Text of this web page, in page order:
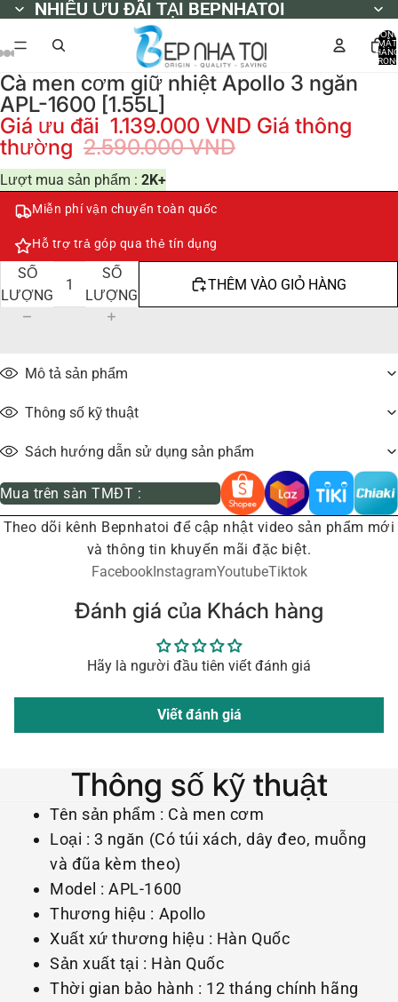
NHIỀU ƯU ĐÃI TẠI BEPNHATOI
NHIỀU ƯU ĐÃI TẠI BEPNHATOI
MẶT
Cà men cơm giữ nhiệt Apollo 3 ngăn
APL-1600 [1.55L]
Giá ưu đãi 1.139.000 VND Giá thông
thường 2.590.000 VND
Lượt mua sản phẩm : 2K+
Miễn phí vận chuyển toàn quốc
Hỗ trợ trả góp qua thẻ tín dụng
GIẢM
SỐ
LƯỢNG
TĂNG
SỐ
LƯỢNG
THÊM VÀO GIỎ HÀNG
Mô tả sản phẩm
Thông số kỹ thuật
Sách hướng dẫn sử dụng sản phẩm
Mua trên sàn TMĐT :
Theo dõi kênh Bepnhatoi để cập nhật video sản phẩm mới
và thông tin khuyến mãi đặc biệt.
FacebookInstagramYoutubeTiktok
Đánh giá của Khách hàng
Hãy là người đầu tiên viết đánh giá
Viết đánh giá
Thông số kỹ thuật
Tên sản phẩm : Cà men cơm
Loại : 3 ngăn (Có túi xách, dây đeo, muỗng
và đũa kèm theo)
Model : APL-1600
Thương hiệu : Apollo
Xuất xứ thương hiệu : Hàn Quốc
Sản xuất tại : Hàn Quốc
Thời gian bảo hành : 12 tháng chính hãng